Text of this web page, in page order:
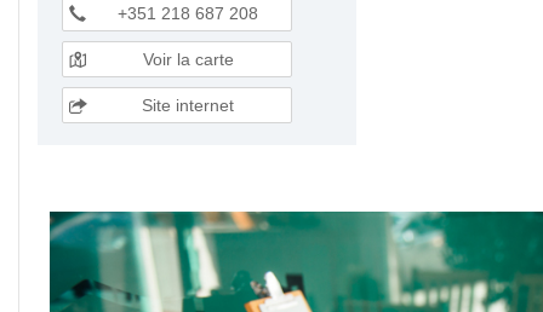
+351 218 687 208
Voir la carte
Site internet